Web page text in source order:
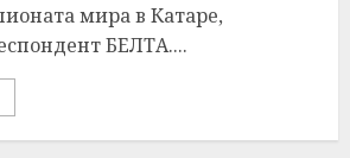
мира в Катаре,
БЕЛТА....